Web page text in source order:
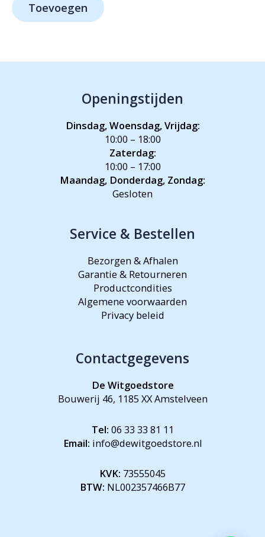
€1.099,-.€689,-.
Toevoegen
Openingstijden
Dinsdag, Woensdag, Vrijdag:
10:00 – 18:00
Zaterdag:
10:00 – 17:00
Maandag, Donderdag, Zondag:
Gesloten
Service & Bestellen
Bezorgen & Afhalen
Garantie & Retourneren
Productcondities
Algemene voorwaarden
Privacy beleid
Contactgegevens
De Witgoedstore
Bouwerij 46, 1185 XX Amstelveen
Tel: 06 33 33 81 11
Email: info@dewitgoedstore.nl
KVK: 73555045
BTW: NL002357466B77